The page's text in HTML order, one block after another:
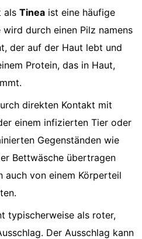
als Tinea ist eine häufige
durch einen Pilz namens
der auf der Haut lebt und
Protein, das in Haut,
direkten Kontakt mit
einem infizierten Tier oder
Gegenständen wie
Bettwäsche übertragen
auch von einem Körperteil
typischerweise als roter,
Der Ausschlag kann